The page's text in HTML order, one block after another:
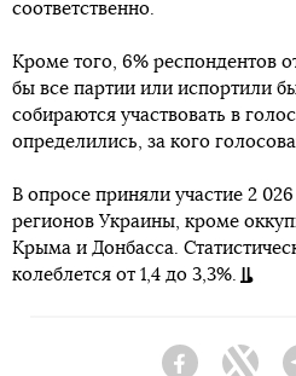
соответственно.
Кроме того, 6% респондентов
бы все партии или испортили
собираются участвовать в
определились, за кого
В опросе приняли участие 2
регионов Украины, кроме
Крыма и Донбасса.
колеблется от 1,4 до 3,3%.